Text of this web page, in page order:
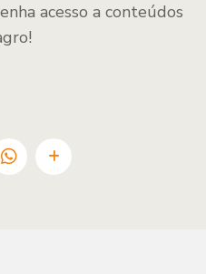
acesso a conteúdos